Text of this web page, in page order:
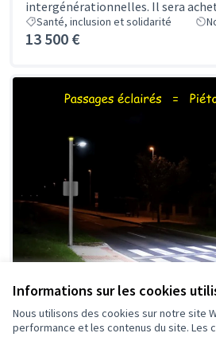
Informations sur les cookies
Nous utilisons des cookies sur notre site
performance et les contenus du site. Les
intergénérationnelles. Il sera
Santé, inclusion et solidarité
13 500 €
07 - Des passages piétons